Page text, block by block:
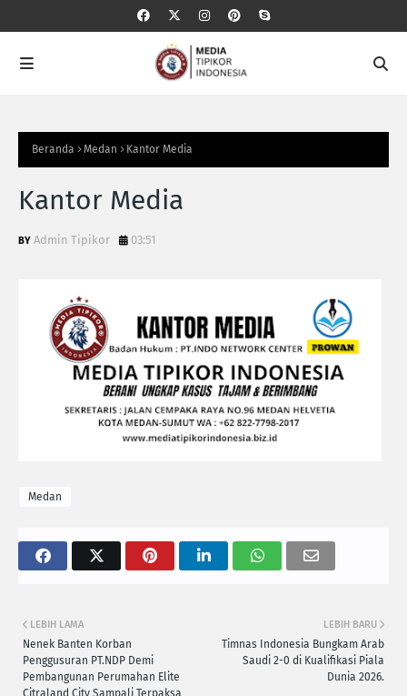
Beranda Medan Kantor Media
Kantor Media
Admin Tipikor 03:51
Medan
LEBIH BARU
Timnas Indonesia Bungkam Arab
Saudi 2-0 di Kualifikasi Piala
Dunia 2026.
LEBIH LAMA
Nenek Banten Korban
Penggusuran PT.NDP Demi
Pembangunan Perumahan Elite
Citraland City Sampali Terpaksa